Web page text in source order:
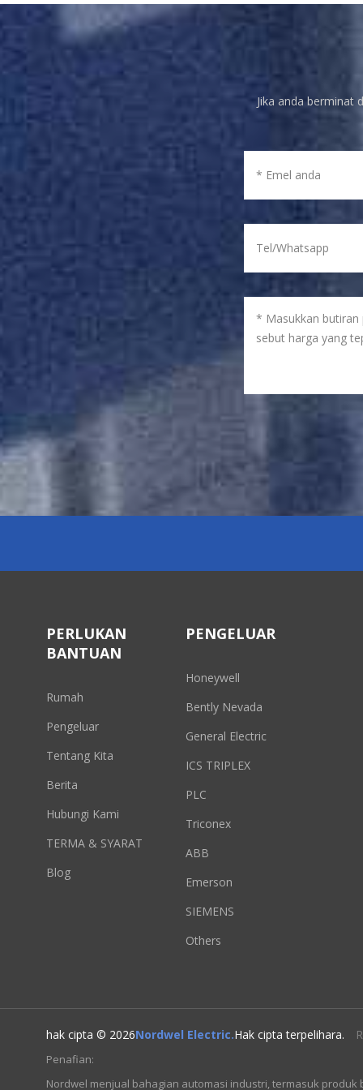
Jika anda berminat
PERLUKAN
BANTUAN
Rumah
Pengeluar
Tentang Kita
Berita
Hubungi Kami
TERMA & SYARAT
Blog
PENGELUAR
Honeywell
Bently Nevada
General Electric
ICS TRIPLEX
PLC
Triconex
ABB
Emerson
SIEMENS
Others
hak cipta © 2026Nordwel Electric.Hak cipta terpelihara.
Penafian:
Nordwel menjual bahagian automasi industri, termasuk